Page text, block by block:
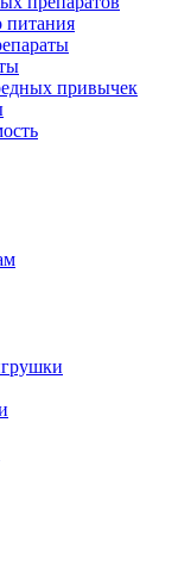
питания
привычек